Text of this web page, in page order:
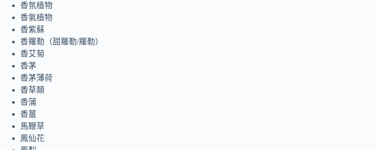
香氛植物
香氣植物
香紫蘇
香羅勒（甜羅勒/羅勒）
香艾菊
香茅
香茅薄荷
香草類
香蒲
香薑
馬鞭草
鳳仙花